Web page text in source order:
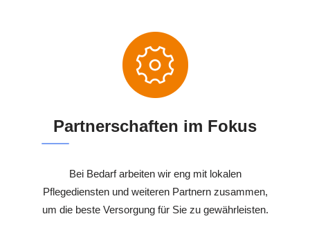
Partnerschaften im Fokus
Bei Bedarf arbeiten wir eng mit lokalen
Pflegediensten und weiteren Partnern zusammen,
um die beste Versorgung für Sie zu gewährleisten.